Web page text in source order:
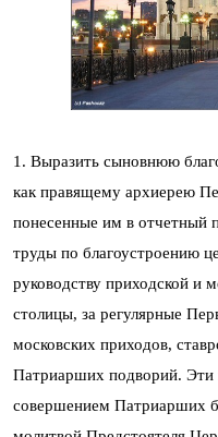
1. Выразить сыновнюю
как правящему архиерею
понесенные им в отчетный
труды по благоустроению
руководству приходской и
столицы, за регулярные
московских приходов,
Патриарших подворий. Эти
совершением Патриарших